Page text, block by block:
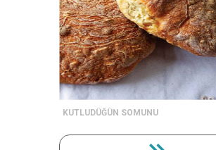
KUTLUDÜĞÜN SOMUNU